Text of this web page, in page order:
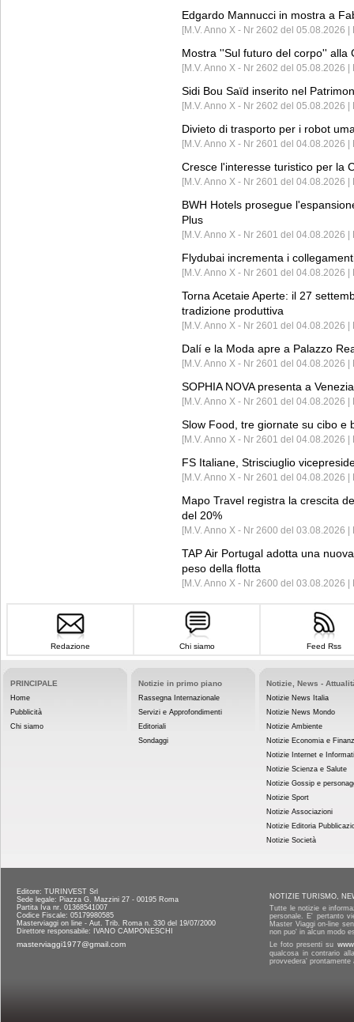
Edgardo Mannucci in mostra a
[M.V. Anno X - Nr 2602 del 05.08.2026 |
Mostra ''Sul futuro del corpo'' alla
[M.V. Anno X - Nr 2602 del 05.08.2026
Sidi Bou Saïd inserito nel
[M.V. Anno X - Nr 2602 del 05.08.2026
Divieto di trasporto per i robot
[M.V. Anno X - Nr 2601 del 04.08.2026
Cresce l'interesse turistico per la
[M.V. Anno X - Nr 2601 del 04.08.2026 |
BWH Hotels prosegue
Plus
[M.V. Anno X - Nr 2601 del 04.08.2026 |
Flydubai incrementa i
[M.V. Anno X - Nr 2601 del 04.08.2026 |
Torna Acetaie Aperte: il 27
tradizione produttiva
[M.V. Anno X - Nr 2601 del 04.08.2026 |
Dalí e la Moda apre a Palazzo
[M.V. Anno X - Nr 2601 del 04.08.2026 |
SOPHIA NOVA presenta a
[M.V. Anno X - Nr 2601 del 04.08.2026
Slow Food, tre giornate su cibo e
[M.V. Anno X - Nr 2601 del 04.08.2026 |
FS Italiane, Strisciuglio
[M.V. Anno X - Nr 2601 del 04.08.2026 |
Mapo Travel registra la crescita
del 20%
[M.V. Anno X - Nr 2600 del 03.08.2026 |
TAP Air Portugal adotta una
peso della flotta
[M.V. Anno X - Nr 2600 del 03.08.2026
Redazione Chi siamo Feed Rss
PRINCIPALE
Home
Pubblicità
Chi siamo
Notizie in primo piano
Rassegna Internazionale
Servizi e Approfondimenti
Editoriali
Sondaggi
Notizie, News -
Notizie News Italia
Notizie News Mondo
Notizie Ambiente
Notizie Economia e
Notizie Internet e
Notizie Scienza e Salute
Notizie Gossip e
Notizie Sport
Notizie Associazioni
Notizie Editoria
Notizie Società
Editore: TURINVEST Srl
Sede legale: Piazza G. Mazzini 27 - 00195 Roma
Partita Iva nr. 01368541007
Codice Fiscale: 05179980585
Masterviaggi on line - Aut. Trib. Roma n. 330 del 19/07/2000
Direttore responsabile: IVANO CAMPONESCHI
masterviaggi1977@gmail.com
NOTIZIE TURISMO,
Tutte le notizie e
personale. E' pertanto
Master Viaggi on-line
non puo' in alcun modo
Le foto presenti su
qualcosa in contrario
provvedera'